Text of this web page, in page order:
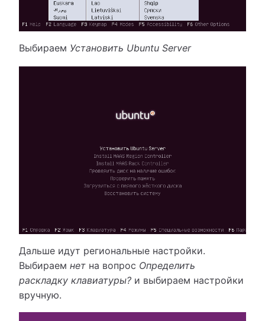
Выбираем Установить Ubuntu Server
Дальше идут региональные настройки.
Выбираем нет на вопрос Определить
раскладку клавиатуры? и выбираем настройки
вручную.